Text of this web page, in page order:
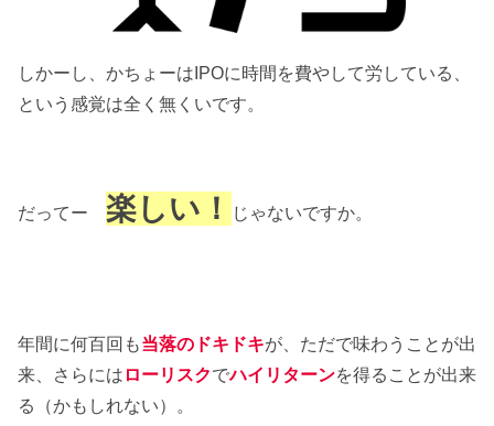
しかーし、かちょーはIPOに時間を費やして労している、
という感覚は全く無くいです。
だってー 楽しい ！ じゃないですか。
年間に何百回も当落のドキドキが、ただで味わうことが出
来、さらには ローリスクでハイリターンを得ることが出来
る（かもしれない）。